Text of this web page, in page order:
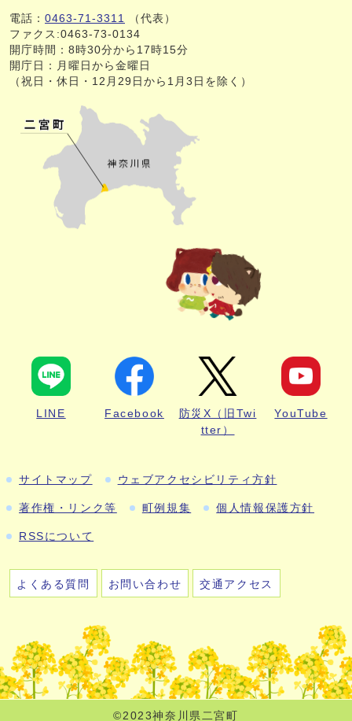
電話： 0463-71-3311
（代表）
ファクス:0463-73-0134
開庁時間：8時30分から17時15分
開庁日：月曜日から金曜日
（祝日・休日・12月29日から1月3日を除く）
LINE Facebook
防災X（旧Twi
tter）
YouTube
サイトマップ ウェブアクセシビリティ方針
著作権・リンク等 町例規集 個人情報保護方針
RSSについて
よくある質問 お問い合わせ 交通アクセス
©2023神奈川県二宮町